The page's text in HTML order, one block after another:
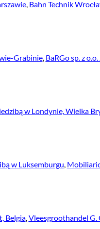
, Bahn Technik
Grabinie, BaRGo sp. z
w Londynie, Wielka
w Luksemburgu,
Belgia,Vleesgroothandel G.